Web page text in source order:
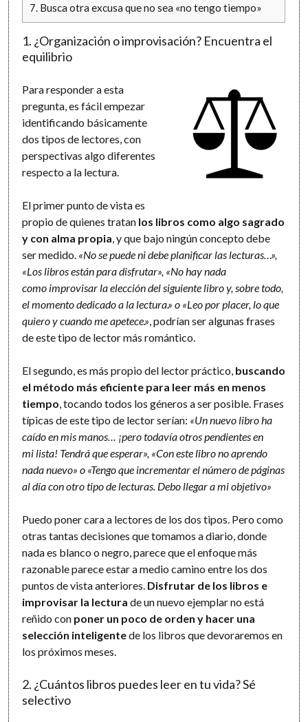
7. Busca otra excusa que no sea «no tengo tiempo»
1. ¿Organización o improvisación? Encuentra el
equilibrio
Para responder a esta
pregunta, es fácil empezar
identificando básicamente
dos tipos de lectores, con
perspectivas algo diferentes
respecto a la lectura.
El primer punto de vista es
propio de quienes tratan los libros como algo sagrado
y con alma propia, y que bajo ningún concepto debe
ser medido. «No se puede ni debe planificar las lecturas…»,
«Los libros están para disfrutar», «No hay nada
como improvisar la elección del siguiente libro y, sobre todo,
el momento dedicado a la lectura.» o «Leo por placer, lo que
quiero y cuando me apetece.», podrían ser algunas frases
de este tipo de lector más romántico.
El segundo, es más propio del lector práctico, buscando
el método más eficiente para leer más en menos
tiempo, tocando todos los géneros a ser posible. Frases
típicas de este tipo de lector serían: «Un nuevo libro ha
caído en mis manos… ¡pero todavía otros pendientes en
mi lista! Tendrá que esperar», «Con este libro no aprendo
nada nuevo» o «Tengo que incrementar el número de páginas
al día con otro tipo de lecturas. Debo llegar a mi objetivo»
Puedo poner cara a lectores de los dos tipos. Pero como
otras tantas decisiones que tomamos a diario, donde
nada es blanco o negro, parece que el enfoque más
razonable parece estar a medio camino entre los dos
puntos de vista anteriores. Disfrutar de los libros e
improvisar la lectura de un nuevo ejemplar no está
reñido con poner un poco de orden y hacer una
selección inteligentede los libros que devoraremos en
los próximos meses.
2. ¿Cuántos libros puedes leer en tu vida? Sé
selectivo